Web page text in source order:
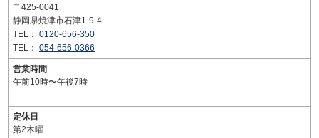
〒425-0041
静岡県焼津市石津1-9-4
TEL： 0120-656-350
TEL： 054-656-0366
営業時間
午前10時〜午後7時
定休日
第2木曜